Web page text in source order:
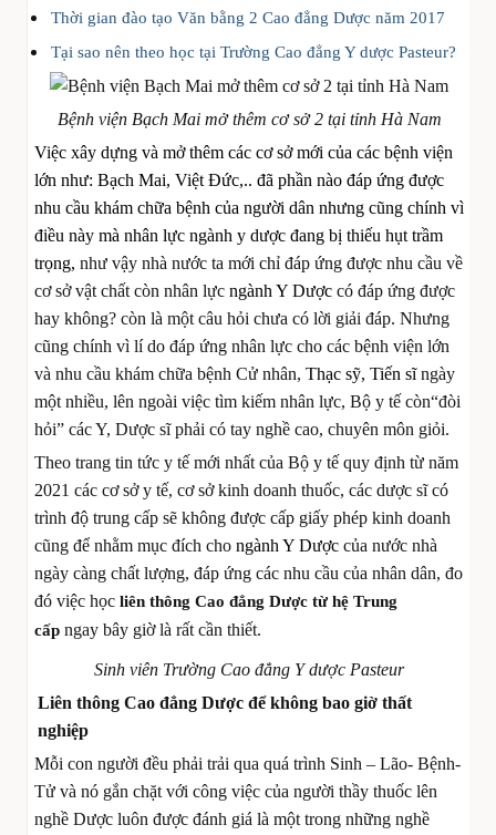
Thời gian đào tạo Văn bằng 2 Cao đẳng Dược năm 2017
Tại sao nên theo học tại Trường Cao đẳng Y dược Pasteur?
Bệnh viện Bạch Mai mở thêm cơ sở 2 tại tỉnh Hà Nam
Việc xây dựng và mở thêm các cơ sở mới của các bệnh viện
lớn như: Bạch Mai, Việt Đức,.. đã phần nào đáp ứng được
nhu cầu khám chữa bệnh của người dân nhưng cũng chính vì
điều này mà nhân lực ngành y dược đang bị thiếu hụt trầm
trọng, như vậy nhà nước ta mới chỉ đáp ứng được nhu cầu về
cơ sở vật chất còn nhân lực ngành Y Dược có đáp ứng được
hay không? còn là một câu hỏi chưa có lời giải đáp. Nhưng
cũng chính vì lí do đáp ứng nhân lực cho các bệnh viện lớn
và nhu cầu khám chữa bệnh Cử nhân, Thạc sỹ, Tiến sĩngày
một nhiều, lên ngoài việc tìm kiếm nhân lực, Bộ y tế còn“đòi
hỏi” các Y, Dược sĩ phải có tay nghề cao, chuyên môn giỏi.
Theo trang tin tức y tế mới nhất của Bộ y tế quy định từ năm
2021 các cơ sở y tế, cơ sở kinh doanh thuốc, các dược sĩ có
trình độ trung cấp sẽ không được cấp giấy phép kinh doanh
cũng để nhằm mục đích cho ngành Y Dược của nước nhà
ngày càng chất lượng, đáp ứng các nhu cầu của nhân dân, đo
đó việc học liên thông Cao đẳng Dược từ hệ Trung
cấp ngay bây giờ là rất cần thiết.
Sinh viên Trường Cao đẳng Y dược Pasteur
Liên thông Cao đẳng Dược để không bao giờ thất
nghiệp
Mỗi con người đều phải trải qua quá trình Sinh – Lão- Bệnh-
Tử và nó gắn chặt với công việc của người thầy thuốc lên
nghề Dược luôn được đánh giá là một trong những nghề